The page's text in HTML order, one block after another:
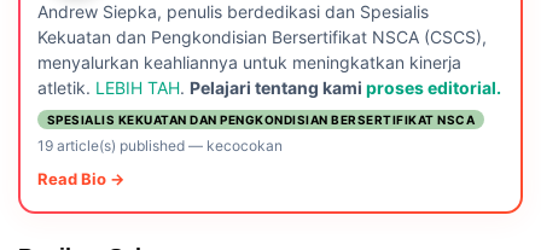
Andrew Siepka, penulis berdedikasi dan Spesialis
Kekuatan dan Pengkondisian Bersertifikat NSCA (CSCS),
menyalurkan keahliannya untuk meningkatkan kinerja
atletik. LEBIH TAH. Pelajari tentang kami proses editorial.
SPESIALIS KEKUATAN DAN PENGKONDISIAN BERSERTIFIKAT NSCA
19 article(s) published— kecocokan
Read Bio →